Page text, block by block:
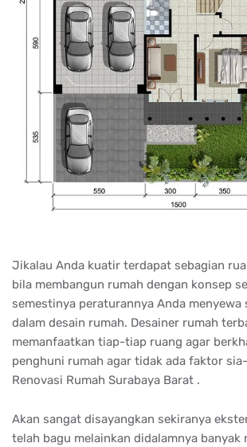
Jikalau Anda kuatir terdapat sebagian
bila membangun rumah dengan konsep
semestinya peraturannya Anda menyewa
dalam desain rumah. Desainer rumah
memanfaatkan tiap-tiap ruang agar
penghuni rumah agar tidak ada faktor
Renovasi Rumah Surabaya Barat .
Akan sangat disayangkan sekiranya
telah bagu melainkan didalamnya banyak